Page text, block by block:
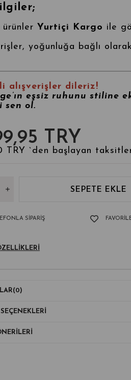
ürünler Yurtiçi Kargo ile
yoğunluğa bağlı olarak
alışverişler dileriz!
eşsiz ruhunu stiline
sen ol.
TRY
TRY `den başlayan
SIPARIŞ
(0)